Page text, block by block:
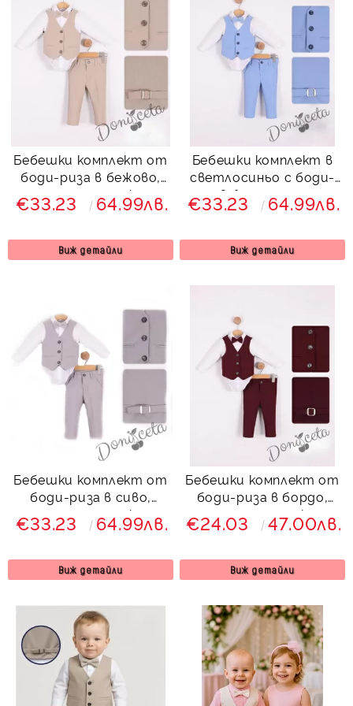
Бебешки комплект от
боди-риза в бежово,
панталон, елек и
папийонка 8768347484
€33.23 64.99лв.
Виж детайли
Бебешки комплект в
светлосиньо с боди-
риза в бяло, панталон,
елек и папийонка
€33.23 64.99лв.
Виж детайли
Бебешки комплект от
боди-риза в сиво,
панталон, елек и
папийонка 8768347485
€33.23 64.99лв.
Виж детайли
Бебешки комплект от
боди-риза в бордо,
панталон, елек и
папийонка 8768347481
Бордолина
€24.03 47.00лв.
Виж детайли